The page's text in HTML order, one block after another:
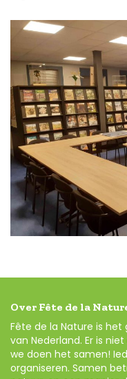
Over Fête de la
Fête de la Nature is
van Nederland. Er is
we doen het samen!
organiseren. Samen